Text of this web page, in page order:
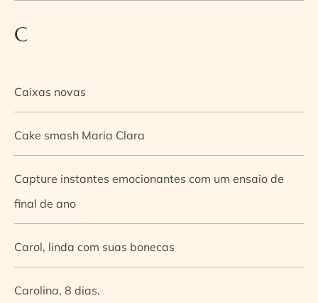
C
Caixas novas
Cake smash Maria Clara
Capture instantes emocionantes com um ensaio de
final de ano
Carol, linda com suas bonecas
Carolina, 8 dias.